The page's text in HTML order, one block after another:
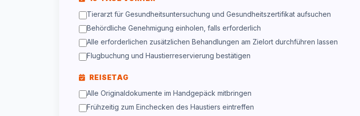
Tierarzt für Gesundheitsuntersuchung und Gesundheitszertifikat aufsuchen
Behördliche Genehmigung einholen, falls erforderlich
Alle erforderlichen zusätzlichen Behandlungen am Zielort durchführen lassen
Flugbuchung und Haustierreservierung bestätigen
REISETAG
Alle Originaldokumente im Handgepäck mitbringen
Frühzeitig zum Einchecken des Haustiers eintreffen